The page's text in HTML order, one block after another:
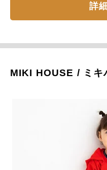
詳
MIKI HOUSE / ミキ